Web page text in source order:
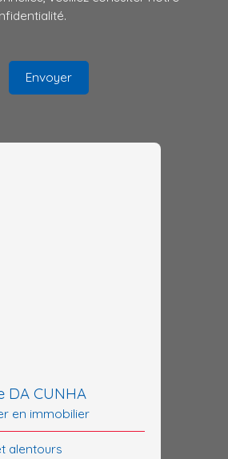
.
Envoyer
DA CUNHA
en immobilier
alentours